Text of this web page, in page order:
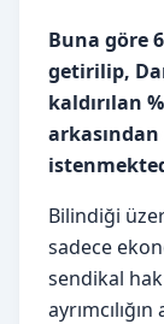
Buna göre
getirilip,
kaldırılan
arkasından
Bilindiği
sadece
sendikal